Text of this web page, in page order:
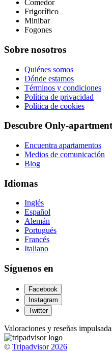
Comedor
Frigorífico
Minibar
Fogones
Sobre nosotros
Quiénes somos
Dónde estamos
Términos y condiciones
Política de privacidad
Política de cookies
Descubre Only-
Encuentra apartamentos
Medios de comunicación
Blog
Idiomas
Inglés
Español
Alemán
Portugués
Francés
Italiano
Síguenos en
Facebook
Instagram
Twitter
Valoraciones y reseñas
© Tripadvisor 2026